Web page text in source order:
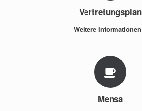
Vertretungsplan
Weitere Informationen
Mensa